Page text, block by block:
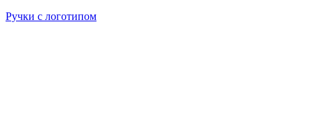
Ручки с логотипом